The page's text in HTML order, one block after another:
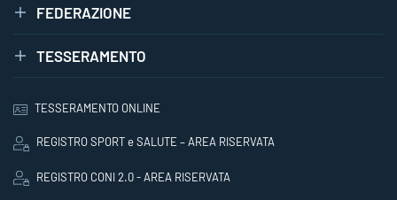
FEDERAZIONE
TESSERAMENTO
TESSERAMENTO ONLINE
REGISTRO SPORT e SALUTE – AREA RISERVATA
REGISTRO CONI 2.0 - AREA RISERVATA